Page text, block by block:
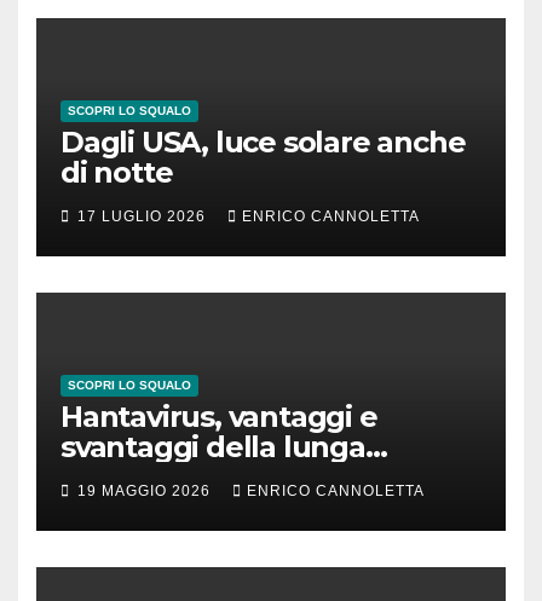
SCOPRI LO SQUALO
Dagli USA, luce solare anche
di notte
17 LUGLIO 2026 ENRICO CANNOLETTA
SCOPRI LO SQUALO
Hantavirus, vantaggi e
svantaggi della lunga
incubazione
19 MAGGIO 2026 ENRICO CANNOLETTA